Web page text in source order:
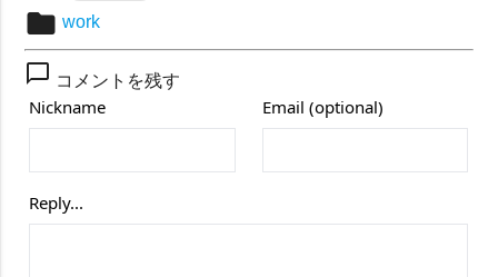
folder work
chat_bubble_outline コメントを残す